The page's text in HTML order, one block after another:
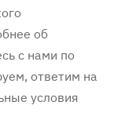
об
с нами по
ответим на
условия